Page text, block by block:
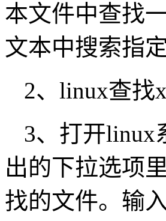
本文件中查找
文本中搜索指
2、linux查找
3、打开linux
出的下拉选项
找的文件。输